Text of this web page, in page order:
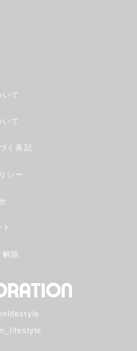
て
て
く表記
シー
解除